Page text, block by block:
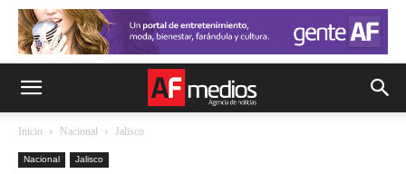
Inicio Nacional Jalisco
Nacional Jalisco